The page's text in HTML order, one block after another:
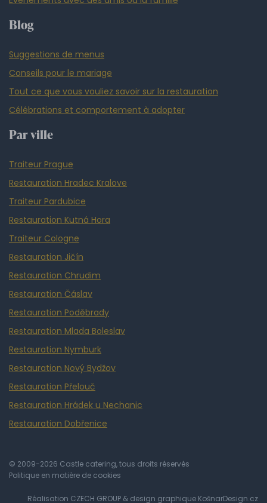
Blog
Suggestions de menus
Conseils pour le mariage
Tout ce que vous vouliez savoir sur la restauration
Célébrations et comportement à adopter
Par ville
Traiteur Prague
Restauration Hradec Kralove
Traiteur Pardubice
Restauration Kutná Hora
Traiteur Cologne
Restauration Jičín
Restauration Chrudim
Restauration Čáslav
Restauration Poděbrady
Restauration Mlada Boleslav
Restauration Nymburk
Restauration Nový Bydžov
Restauration Přelouč
Restauration Hrádek u Nechanic
Restauration Dobřenice
© 2009-2026 Castle catering, tous droits réservés
Politique en matière de cookies
Réalisation CZECH GROUP & design graphique KošnarDesign.cz